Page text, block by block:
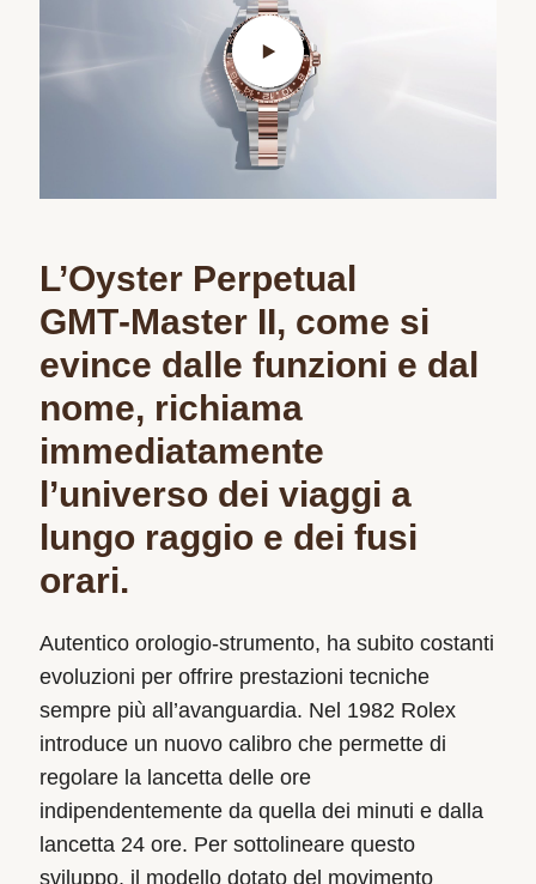
L’Oyster Perpetual
GMT‑Master II, come si
evince dalle funzioni e dal
nome, richiama
immediatamente
l’universo dei viaggi a
lungo raggio e dei fusi
orari.
Autentico orologio‑strumento, ha subito costanti
evoluzioni per offrire prestazioni tecniche
sempre più all’avanguardia. Nel 1982 Rolex
introduce un nuovo calibro che permette di
regolare la lancetta delle ore
indipendentemente da quella dei minuti e dalla
lancetta 24 ore. Per sottolineare questo
sviluppo, il modello dotato del movimento